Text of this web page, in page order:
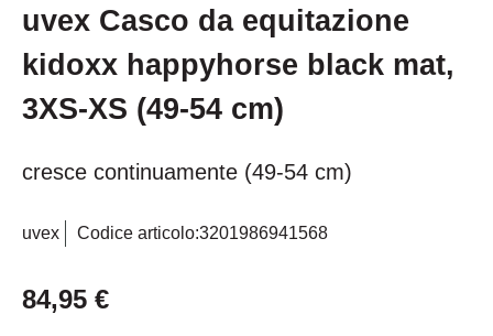
uvex Casco da equitazione
kidoxx happyhorse black mat,
3XS-XS (49-54 cm)
cresce continuamente (49-54 cm)
uvex Codice articolo:3201986941568
84,95 €